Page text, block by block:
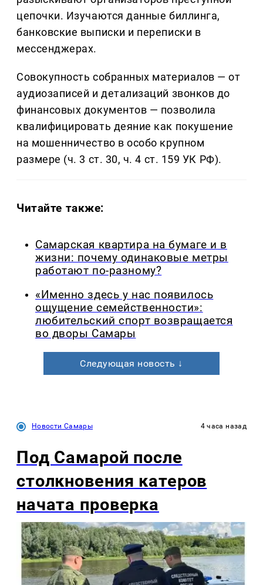
цепочки. Изучаются данные биллинга,
банковские выписки и переписки в
мессенджерах.
Совокупность собранных материалов — от
аудиозаписей и детализаций звонков до
финансовых документов — позволила
квалифицировать деяние как покушение
на мошенничество в особо крупном
размере (ч. 3 ст. 30, ч. 4 ст. 159 УК РФ).
Читайте также:
Самарская квартира на бумаге и в
жизни: почему одинаковые метры
работают по-разному?
«Именно здесь у нас появилось
ощущение семейственности»:
любительский спорт возвращается
во дворы Самары
Следующая новость ↓
Новости Самары 4 часа назад
Под Самарой после
столкновения катеров
начата проверка